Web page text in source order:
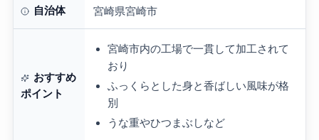
自治体 宮崎県宮崎市
おすすめ
ポイント
宮崎市内の工場で一貫して加工されて
おり
ふっくらとした身と香ばしい風味が格
別
うな重やひつまぶしなど